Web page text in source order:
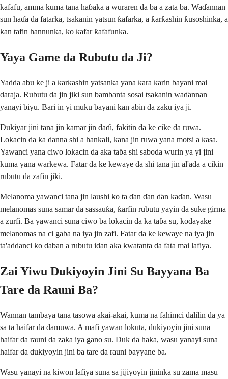
kafafu, amma kuma tana haɓaka a wuraren da ba a zata ba. Waɗannan
sun haɗa da fatarka, tsakanin yatsun ƙafarka, a ƙarƙashin ƙusoshinka, a
kan tafin hannunka, ko ƙafar ƙafafunka.
Yaya Game da Rubutu da Ji?
Yadda abu ke ji a ƙarƙashin yatsanka yana ƙara ƙarin bayani mai
daraja. Rubutu da jin jiki sun bambanta sosai tsakanin waɗannan
yanayi biyu. Bari in yi muku bayani kan abin da zaku iya ji.
Dukiyar jini tana jin kamar jin daɗi, fakitin da ke cike da ruwa.
Lokacin da ka danna shi a hankali, kana jin ruwa yana motsi a ƙasa.
Yawanci yana ciwo lokacin da aka taɓa shi saboda wurin ya yi jini
kuma yana warkewa. Fatar da ke kewaye da shi tana jin al'ada a cikin
rubutu da zafin jiki.
Melanoma yawanci tana jin laushi ko ta ɗan ɗan ɗan kaɗan. Wasu
melanomas suna samar da sassauƙa, ƙarfin rubutu yayin da suke girma
a zurfi. Ba yawanci suna ciwo ba lokacin da ka taɓa su, kodayake
melanomas na ci gaba na iya jin zafi. Fatar da ke kewaye na iya jin
ta'addanci ko daban a rubutu idan aka kwatanta da fata mai lafiya.
Zai Yiwu Dukiyoyin Jini Su Bayyana Ba
Tare da Rauni Ba?
Wannan tambaya tana tasowa akai-akai, kuma na fahimci dalilin da ya
sa ta haifar da damuwa. A mafi yawan lokuta, dukiyoyin jini suna
haifar da rauni da zaka iya gano su. Duk da haka, wasu yanayi suna
haifar da dukiyoyin jini ba tare da rauni bayyane ba.
Wasu yanayi na kiwon lafiya suna sa jijiyoyin jininka su zama masu